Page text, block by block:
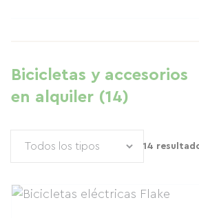
Bicicletas y accesorios
en alquiler (14)
14